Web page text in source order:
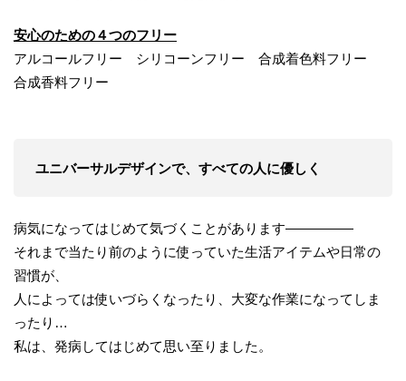
安心のための４つのフリー
アルコールフリー シリコーンフリー 合成着色料フリー
合成香料フリー
ユニバーサルデザインで、すべての人に優しく
病気になってはじめて気づくことがあります―――――
それまで当たり前のように使っていた生活アイテムや日常の
習慣が、
人によっては使いづらくなったり、大変な作業になってしま
ったり…
私は、発病してはじめて思い至りました。